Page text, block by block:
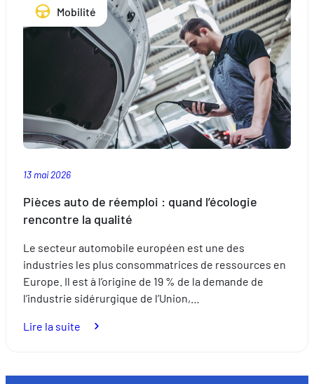
les
enfants
cet
Mobilité
13 mai 2026
Pièces auto de réemploi : quand l’écologie
rencontre la qualité
Le secteur automobile européen est une des
industries les plus consommatrices de ressources en
Europe. Il est à l’origine de 19 % de la demande de
l’industrie sidérurgique de l’Union,…
Lire la suite
de